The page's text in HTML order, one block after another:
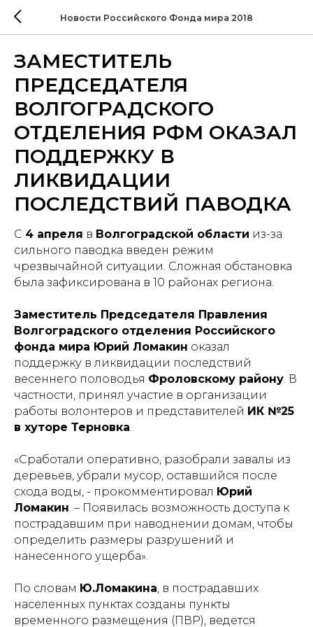
Новости Российского Фонда мира 2018
ЗАМЕСТИТЕЛЬ
ПРЕДСЕДАТЕЛЯ
ВОЛГОГРАДСКОГО
ОТДЕЛЕНИЯ РФМ ОКАЗАЛ
ПОДДЕРЖКУ В
ЛИКВИДАЦИИ
ПОСЛЕДСТВИЙ ПАВОДКА
С 4 апреля в Волгоградской области из-за
сильного паводка введен режим
чрезвычайной ситуации. Сложная обстановка
была зафиксирована в 10 районах региона.
Заместитель Председателя Правления
Волгоградского отделения Российского
фонда мира Юрий Ломакин оказал
поддержку в ликвидации последствий
весеннего половодья Фроловскому району. В
частности, принял участие в организации
работы волонтеров и представителей ИК №25
в хуторе Терновка.
«Сработали оперативно, разобрали завалы из
деревьев, убрали мусор, оставшийся после
схода воды, - прокомментировал Юрий
Ломакин. – Появилась возможность доступа к
пострадавшим при наводнении домам, чтобы
определить размеры разрушений и
нанесенного ущерба».
По словам Ю.Ломакина, в пострадавших
населенных пунктах созданы пункты
временного размещения (ПВР), ведется